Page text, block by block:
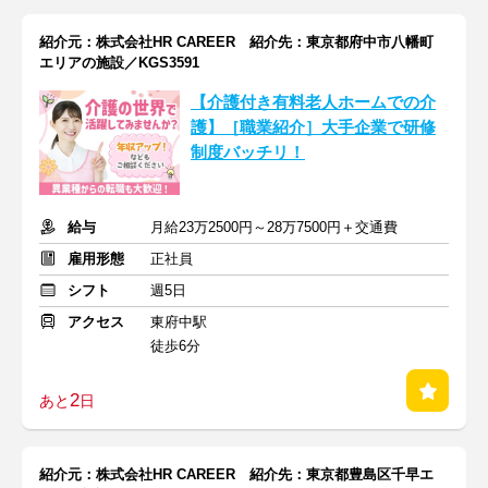
紹介元：株式会社HR CAREER 紹介先：東京都府中市八幡町
エリアの施設／KGS3591
【介護付き有料老人ホームでの介
護】［職業紹介］大手企業で研修
制度バッチリ！
給与
月給23万2500円～28万7500円＋交通費
雇用形態
正社員
シフト
週5日
アクセス
東府中駅
徒歩6分
あと2日
紹介元：株式会社HR CAREER 紹介先：東京都豊島区千早エ